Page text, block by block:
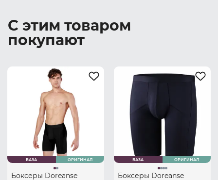
С этим товаром
покупают
БАЗА ОРИГИНАЛ
Боксеры Doreanse
БАЗА ОРИГИНАЛ
Боксеры Doreanse